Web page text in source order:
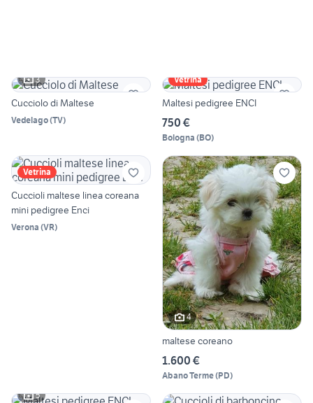
3
Cucciolo di Maltese
Vedelago(TV)
Vetrina
Maltesi pedigree ENCI
750 €
Bologna (BO)
Vetrina
Cuccioli maltese linea coreana
mini pedigree Enci
Verona (VR)
4
maltese coreano
1.600 €
Abano Terme(PD)
5